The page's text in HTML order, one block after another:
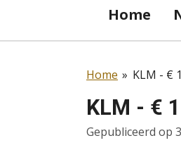
Home
Home » KLM - €
KLM - €
Gepubliceerd op